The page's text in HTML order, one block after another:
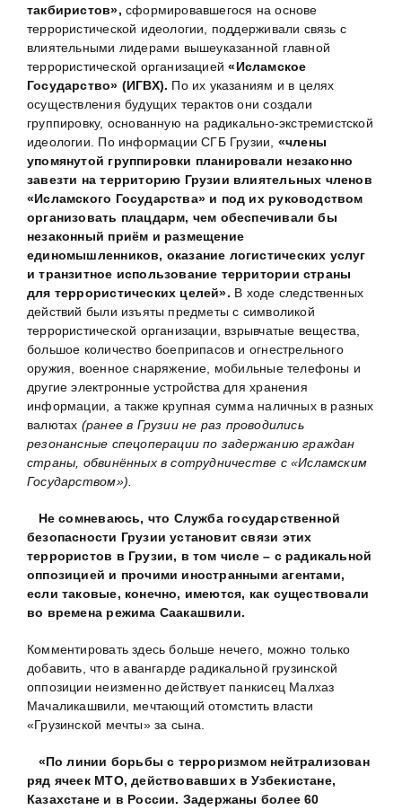
такбиристов», сформировавшегося на основе
террористической идеологии, поддерживали связь с
влиятельными лидерами вышеуказанной главной
террористической организацией«Исламское
Государство» (ИГВХ). По их указаниям и в целях
осуществления будущих терактов они создали
группировку, основанную на радикально-экстремистской
идеологии. По информации СГБ Грузии, «члены
упомянутой группировки планировали незаконно
завезти на территорию Грузии влиятельных членов
«Исламского Государства» и под их руководством
организовать плацдарм, чем обеспечивали бы
незаконный приём и размещение
единомышленников, оказание логистических услуг
и транзитное использование территории страны
для террористических целей». В ходе следственных
действий были изъяты предметы с символикой
террористической организации, взрывчатые вещества,
большое количество боеприпасов и огнестрельного
оружия, военное снаряжение, мобильные телефоны и
другие электронные устройства для хранения
информации, а также крупная сумма наличных в разных
валютах (ранее в Грузии не раз проводились
резонансные спецоперации по задержанию граждан
страны, обвинённых в сотрудничестве с «Исламским
Государством»).
Не сомневаюсь, что Служба государственной
безопасности Грузии установит связи этих
террористов в Грузии, в том числе – с радикальной
оппозицией и прочими иностранными агентами,
если таковые, конечно, имеются, как существовали
во времена режима Саакашвили.
Комментировать здесь больше нечего, можно только
добавить, что в авангарде радикальной грузинской
оппозиции неизменно действует панкисец Малхаз
Мачаликашвили, мечтающий отомстить власти
«Грузинской мечты» за сына.
«По линии борьбы с терроризмом нейтрализован
ряд ячеек МТО, действовавших в Узбекистане,
Казахстане и в России. Задержаны более 60